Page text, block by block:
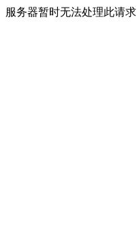
服务器暂时无法处理此请求